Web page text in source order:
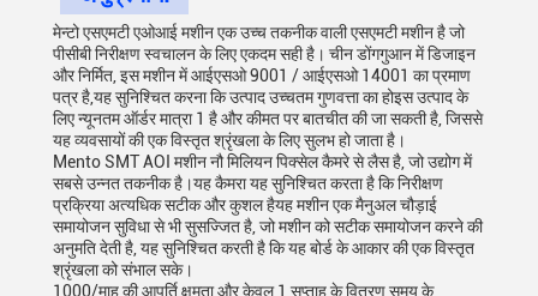
मेन्टो एसएमटी एओआई मशीन एक उच्च तकनीक वाली एसएमटी मशीन है जो
पीसीबी निरीक्षण स्वचालन के लिए एकदम सही है। चीन डोंगगुआन में डिजाइन
और निर्मित, इस मशीन में आईएसओ 9001 / आईएसओ 14001 का प्रमाण
पत्र है,यह सुनिश्चित करना कि उत्पाद उच्चतम गुणवत्ता का होइस उत्पाद के
लिए न्यूनतम ऑर्डर मात्रा 1 है और कीमत पर बातचीत की जा सकती है, जिससे
यह व्यवसायों की एक विस्तृत श्रृंखला के लिए सुलभ हो जाता है।
Mento SMT AOI मशीन नौ मिलियन पिक्सेल कैमरे से लैस है, जो उद्योग में
सबसे उन्नत तकनीक है।यह कैमरा यह सुनिश्चित करता है कि निरीक्षण
प्रक्रिया अत्यधिक सटीक और कुशल हैयह मशीन एक मैनुअल चौड़ाई
समायोजन सुविधा से भी सुसज्जित है, जो मशीन को सटीक समायोजन करने की
अनुमति देती है, यह सुनिश्चित करती है कि यह बोर्ड के आकार की एक विस्तृत
श्रृंखला को संभाल सके।
1000/माह की आपूर्ति क्षमता और केवल 1 सप्ताह के वितरण समय के